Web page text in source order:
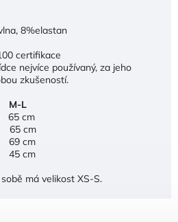
8%elastan
certifikace
nejvíce používaný, za jeho
zkušeností.
M-L
cm
65 cm
cm
45 cm
má velikost XS-S.